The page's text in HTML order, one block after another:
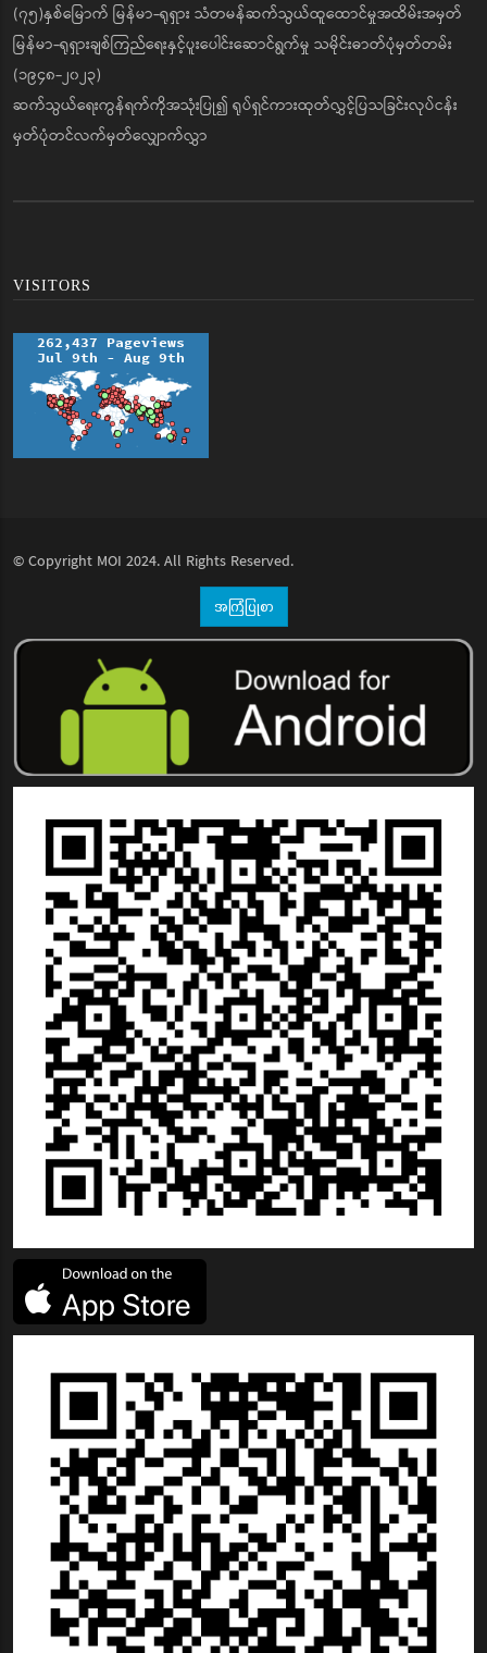
(၇၅)နှစ်မြောက် မြန်မာ-ရုရှား သံတမန်ဆက်သွယ်ထူထောင်မှုအထိမ်းအမှတ်
မြန်မာ-ရုရှားချစ်ကြည်ရေးနှင့်ပူးပေါင်းဆောင်ရွက်မှု သမိုင်းဓာတ်ပုံမှတ်တမ်း
(၁၉၄၈-၂၀၂၃)
ဆက်သွယ်ရေးကွန်ရက်ကိုအသုံးပြု၍ ရုပ်ရှင်ကားထုတ်လွှင့်ပြသခြင်းလုပ်ငန်း
မှတ်ပုံတင်လက်မှတ်လျှောက်လွှာ
VISITORS
© Copyright MOI 2024. All Rights Reserved.
အကြံပြုစာ